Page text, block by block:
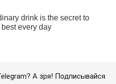
А зря! Подписывайся